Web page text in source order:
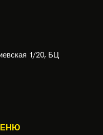
1/20, БЦ